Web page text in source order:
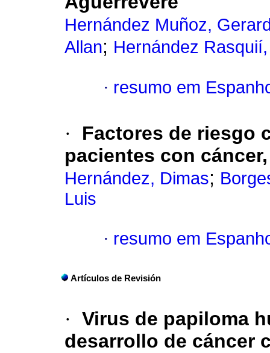
Hernández Muñoz,
Allan; Hernández
· resumo em
·
Factores de riesgo
pacientes con
Hernández, Dimas;
Luis
· resumo em
Artículos de Revisión
· Virus de papiloma
desarrollo de cáncer